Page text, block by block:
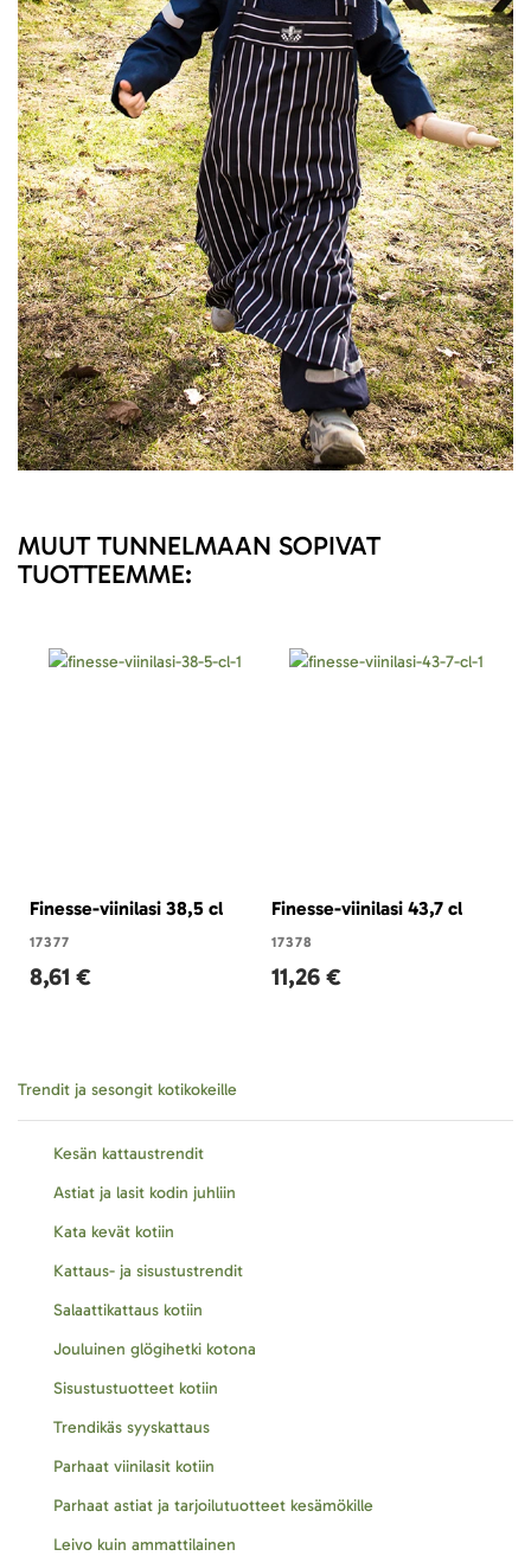
MUUT TUNNELMAAN SOPIVAT
TUOTTEEMME:
Finesse-viinilasi 38,5 cl
17377
8,61 €
Finesse-viinilasi 43,7 cl
17378
11,26 €
Trendit ja sesongit kotikokeille
Kesän kattaustrendit
Astiat ja lasit kodin juhliin
Kata kevät kotiin
Kattaus- ja sisustustrendit
Salaattikattaus kotiin
Jouluinen glögihetki kotona
Sisustustuotteet kotiin
Trendikäs syyskattaus
Parhaat viinilasit kotiin
Parhaat astiat ja tarjoilutuotteet kesämökille
Leivo kuin ammattilainen